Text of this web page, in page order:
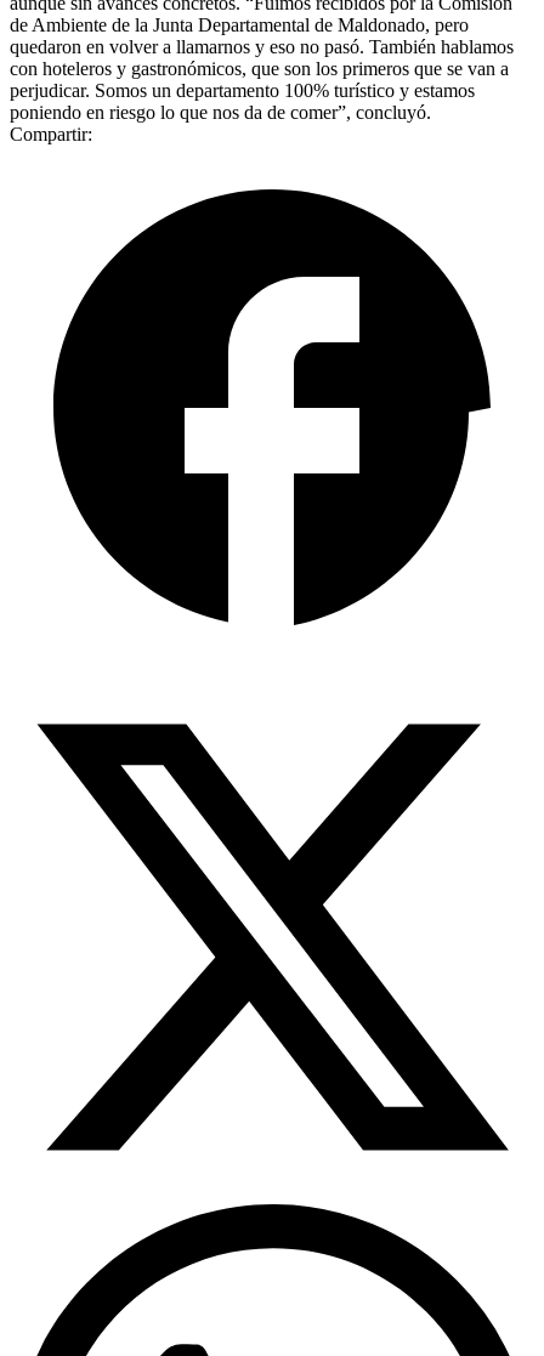
de Ambiente de la Junta Departamental de Maldonado, pero
quedaron en volver a llamarnos y eso no pasó. También hablamos
con hoteleros y gastronómicos, que son los primeros que se van a
perjudicar. Somos un departamento 100% turístico y estamos
poniendo en riesgo lo que nos da de comer”, concluyó.
Compartir: